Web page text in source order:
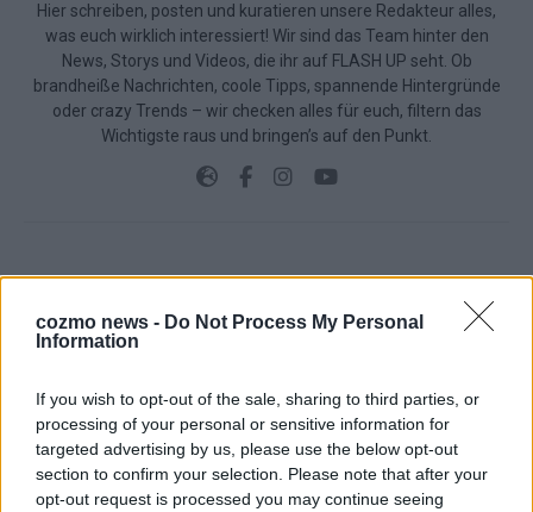
cozmo news - Do Not Process My Personal
Information
If you wish to opt-out of the sale, sharing to third parties, or
processing of your personal or sensitive information for
targeted advertising by us, please use the below opt-out
section to confirm your selection. Please note that after your
opt-out request is processed you may continue seeing
Hier schreiben, posten und kuratieren unsere Redakteur alles,
was euch wirklich interessiert! Wir sind das Team hinter den
News, Storys und Videos, die ihr auf FLASH UP seht. Ob
brandheiße Nachrichten, coole Tipps, spannende Hintergründe
oder crazy Trends – wir checken alles für euch, filtern das
Wichtigste raus und bringen’s auf den Punkt.
Monaco, Sallys Café, Westernbrauerei – der
Europa-Park 2026 macht vieles neu
EXTRA
Juni 2026